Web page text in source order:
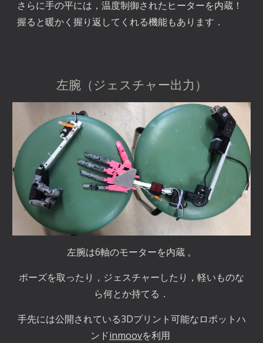
さらに手の平には，温度制御されたヒーターを内蔵！
握ると暖かく握り返してくれる機能もあります．
左腕（ジェスチャー出力）
左腕は6軸のモーターを内蔵 。
ポーズを取ったり，ジェスチャーしたり，軽いものな
ら何とか持てる．
手先には公開されている3Dプリント可能なロボットハ
ンドinmoovを利用